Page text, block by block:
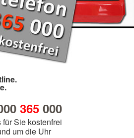
365000
für Sie kostenfrei
um die Uhr